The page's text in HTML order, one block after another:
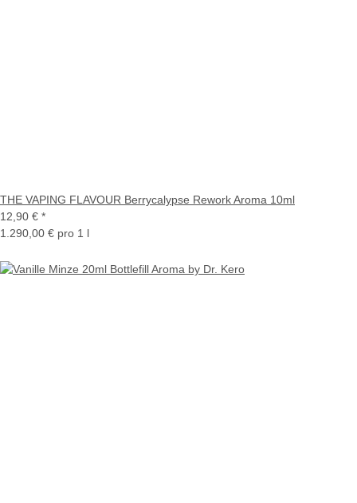
THE VAPING FLAVOUR Berrycalypse Rework Aroma 10ml
12,90 € *
1.290,00 € pro 1 l